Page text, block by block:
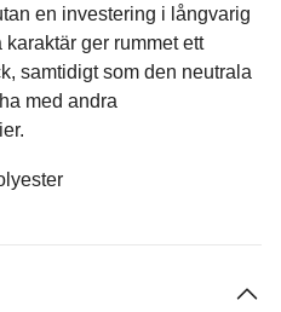
en investering i långvarig
ger rummet ett
samtidigt som den neutrala
med andra